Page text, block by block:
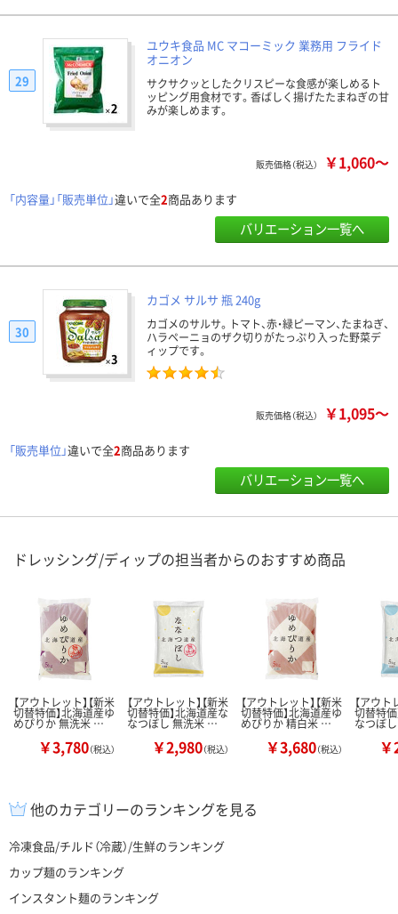
ユウキ食品 MC マコーミック 業務用 フライド
オニオン
サクサクッとしたクリスピーな食感が楽しめるト
ッピング用食材です。香ばしく揚げたたまねぎの甘
みが楽しめます。
29
販売価格（税込） ￥1,060～
「内容量」「販売単位」違いで全2商品あります
バリエーション一覧へ
カゴメ サルサ 瓶 240g
カゴメのサルサ。トマト、赤・緑ピーマン、たまねぎ、
ハラペーニョのザク切りがたっぷり入った野菜デ
ィップです。
30
販売価格（税込） ￥1,095～
「販売単位」違いで全2商品あります
バリエーション一覧へ
ドレッシング/ディップの担当者からのおすすめ商品
【アウトレット】【新米
切替特価】北海道産ゆ
めぴりか 無洗米 …
￥3,780（税込）
【アウトレット】【新米
切替特価】北海道産な
なつぼし 無洗米 …
￥2,980（税込）
【アウトレット】【新米
切替特価】北海道産ゆ
めぴりか 精白米 …
￥3,680（税込）
【アウト
切替特
なつぼ
他のカテゴリーのランキングを見る
冷凍食品/チルド（冷蔵）/生鮮のランキング
カップ麺のランキング
インスタント麺のランキング